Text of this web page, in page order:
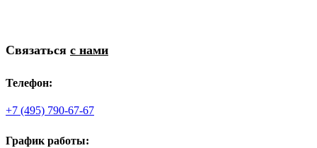
Связаться с нами
Телефон:
+7 (495) 790-67-67
График работы: